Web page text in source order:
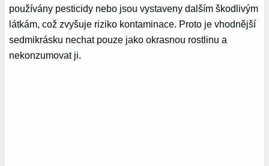
používány pesticidy nebo jsou vystaveny dalším škodlivým
látkám, což zvyšuje riziko kontaminace. Proto je vhodnější
sedmikrásku nechat pouze jako okrasnou rostlinu a
nekonzumovat ji.